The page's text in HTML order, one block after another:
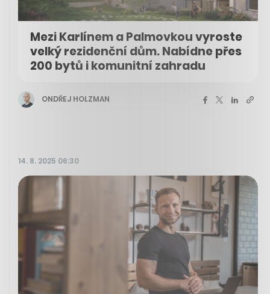
Mezi Karlínem a Palmovkou vyroste
velký rezidenční dům. Nabídne přes
200 bytů i komunitní zahradu
ONDŘEJ HOLZMAN
14. 8. 2025 06:30